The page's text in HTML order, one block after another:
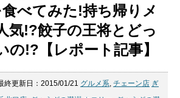
食べてみた!持ち帰りメ
気!?餃子の王将とどっ
の!?【レポート記事】
終更新日：2015/01/21 グルメ系, チェーン店 ぎ